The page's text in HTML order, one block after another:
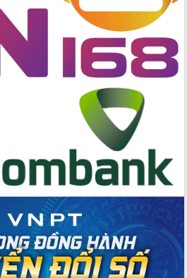
chất
ngân